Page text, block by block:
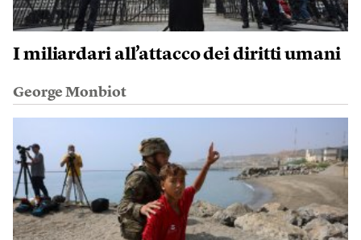
I miliardari all’attacco dei diritti umani
George Monbiot